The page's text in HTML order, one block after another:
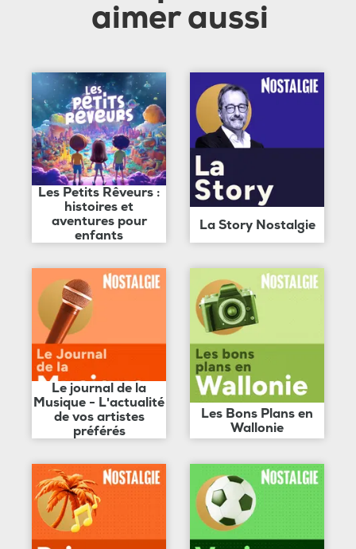
aimer aussi
Les Petits Rêveurs :
histoires et
aventures pour
enfants
La Story Nostalgie
Le journal de la
Musique - L'actualité
de vos artistes
préférés
Les Bons Plans en
Wallonie